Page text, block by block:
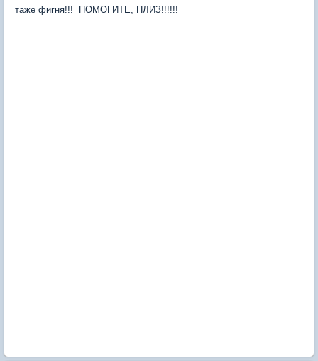
таже фигня!!! ПОМОГИТЕ, ПЛИЗ!!!!!!